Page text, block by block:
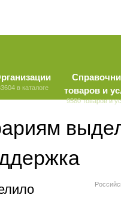
в каталоге
товаров и
9580 товаров и